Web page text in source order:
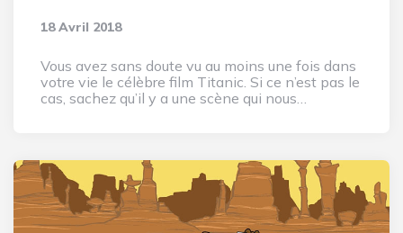
18 Avril 2018
Vous avez sans doute vu au moins une fois dans
votre vie le célèbre film Titanic. Si ce n’est pas le
cas, sachez qu’il y a une scène qui nous…